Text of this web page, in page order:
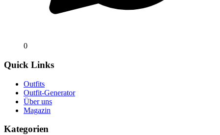
0
Quick Links
Outfits
Outfit-Generator
Über uns
Magazin
Kategorien